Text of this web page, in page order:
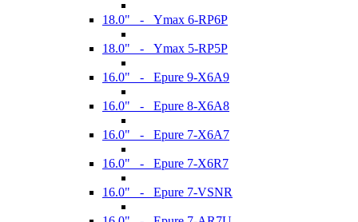
18.0" - Ymax 6-RP6P
18.0" - Ymax 5-RP5P
16.0" - Epure 9-X6A9
16.0" - Epure 8-X6A8
16.0" - Epure 7-X6A7
16.0" - Epure 7-X6R7
16.0" - Epure 7-VSNR